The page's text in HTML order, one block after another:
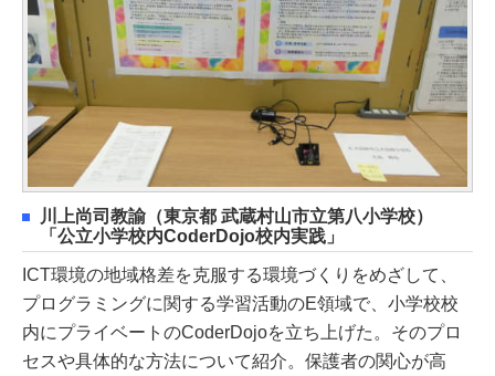
川上尚司教諭（東京都 武蔵村山市立第八小学校）
「公立小学校内CoderDojo校内実践」
ICT環境の地域格差を克服する環境づくりをめざして、
プログラミングに関する学習活動のE領域で、小学校校
内にプライベートのCoderDojoを立ち上げた。そのプロ
セスや具体的な方法について紹介。保護者の関心が高